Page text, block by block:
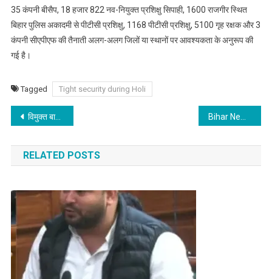
35 कंपनी बीसैप, 18 हजार 822 नव-नियुक्त प्रशिक्षु सिपाही, 1600 राजगीर स्थित
बिहार पुलिस अकादमी से पीटीसी प्रशिक्षु, 1168 पीटीसी प्रशिक्षु, 5100 गृह रक्षक और 3
कंपनी सीएपीएफ की तैनाती अलग-अलग जिलों या स्थानों पर आवश्यकता के अनुरूप की
गई है।
Tagged Tight security during Holi
Post
navigation
विमुक्त बाल श्रमिकों के सम्मानजनक पुनर्वास पर सरकार का जोर
RELATED POSTS